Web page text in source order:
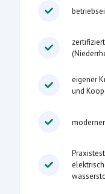
eigener
und